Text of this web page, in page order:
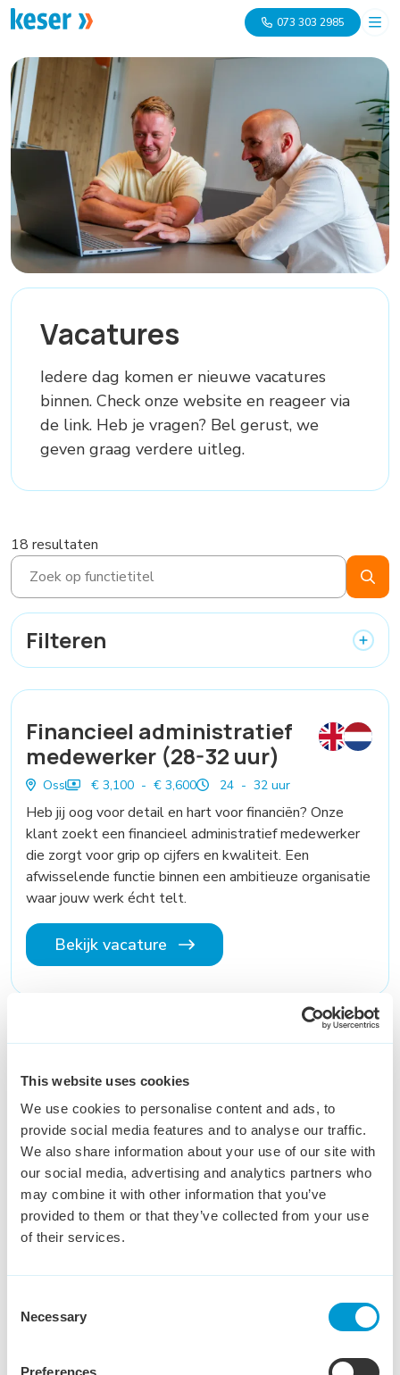
This website uses cookies
We use cookies to personalise content and ads, to
provide social media features and to analyse our traffic.
We also share information about your use of our site with
our social media, advertising and analytics partners who
may combine it with other information that you’ve
provided to them or that they’ve collected from your use
of their services.
Selection
Necessary
Preferences
073 303 2985
Vacatures
Iedere dag komen er nieuwe vacatures
binnen. Check onze website en reageer via
de link. Heb je vragen? Bel gerust, we
geven graag verdere uitleg.
18 resultaten
Filteren
Financieel administratief
medewerker (28-32 uur)
Oss € 3,100 - € 3,600 24 - 32 uur
Heb jij oog voor detail en hart voor financiën? Onze
klant zoekt een financieel administratief medewerker
die zorgt voor grip op cijfers en kwaliteit. Een
afwisselende functie binnen een ambitieuze organisatie
waar jouw werk écht telt.
Bekijk vacature
Customer Service
Medewerker
Den Bosch € 2,500 - € 3,300 32 - 40 uur
Wil jij werken voor een organisatie waar je jezelf kunt
blijven ontwikkelen? Ben jij klantgericht en wil je
gebruik maken van jouw uitstekende communicatieve
vaardigheden? Dan spreekt deze functie je zeker aan!
Bekijk vacature